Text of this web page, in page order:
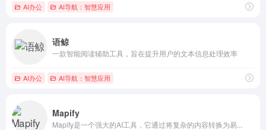
AI办公 AI导航：智慧应用
语鲸
一款智能阅读辅助工具，旨在提升用户的文本信息处理效率
AI办公 AI导航：智慧应用
Mapify
Mapify是一个强大的AI工具，它通过将复杂的内容转换为易...